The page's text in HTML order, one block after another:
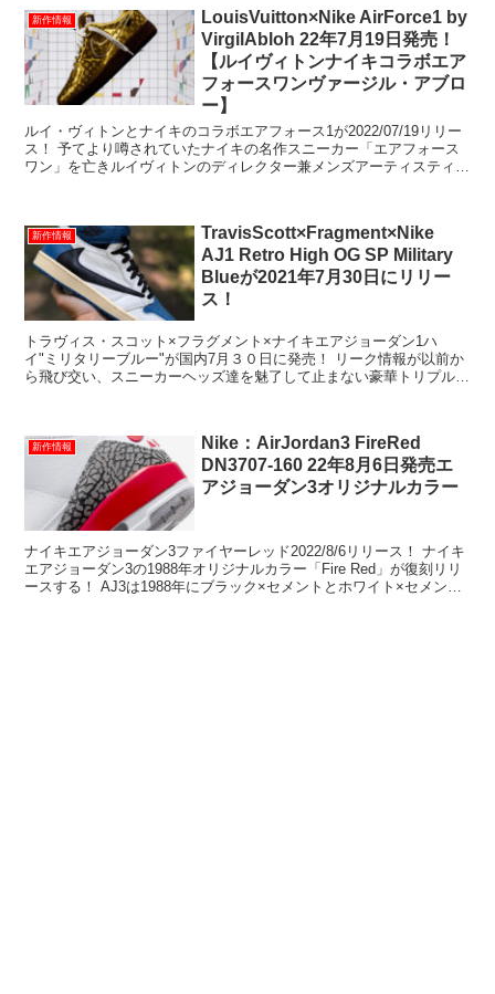
新作情報
LouisVuitton×Nike AirForce1 by
VirgilAbloh 22年7月19日発売！
【ルイヴィトンナイキコラボエア
フォースワンヴァージル・アブロ
ー】
ルイ・ヴィトンとナイキのコラボエアフォース1が2022/07/19リリー
ス！ 予てより噂されていたナイキの名作スニーカー「エアフォース
ワン」を亡きルイヴィトンのディレクター兼メンズアーティスティッ
新作情報
TravisScott×Fragment×Nike
AJ1 Retro High OG SP Military
Blueが2021年7月30日にリリー
ス！
トラヴィス・スコット×フラグメント×ナイキエアジョーダン1ハ
イ"ミリタリーブルー"が国内7月３０日に発売！ リーク情報が以前か
ら飛び交い、スニーカーヘッズ達を魅了して止まない豪華トリプルコ
新作情報
Nike：AirJordan3 FireRed
DN3707-160 22年8月6日発売エ
アジョーダン3オリジナルカラー
ナイキエアジョーダン3ファイヤーレッド2022/8/6リリース！ ナイキ
エアジョーダン3の1988年オリジナルカラー「Fire Red」が復刻リリ
ースする！ AJ3は1988年にブラック×セメントとホワイト×セメント